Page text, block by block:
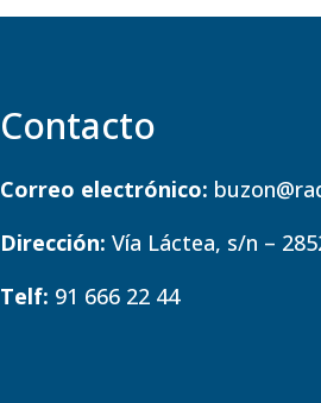
Contacto
Correo electrónico:
Dirección: Vía Láctea, s/n –
Telf: 91 666 22 44